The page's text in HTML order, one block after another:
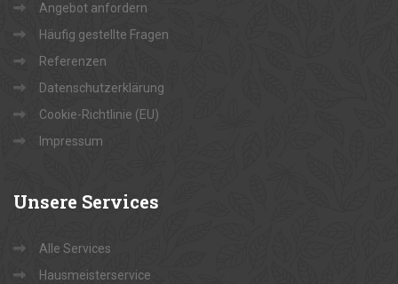
Angebot anfordern
Häufig gestellte Fragen
Referenzen
Datenschutzerklärung
Cookie-Richtlinie (EU)
Impressum
Unsere Services
Alle Services
Hausmeisterservice